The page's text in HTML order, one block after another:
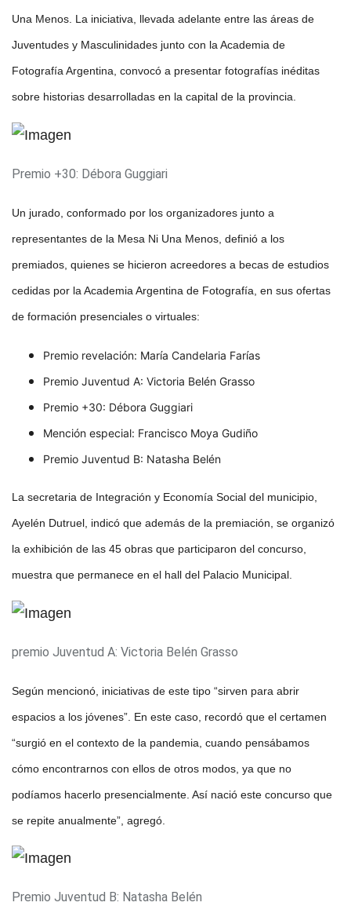
Una Menos. La iniciativa, llevada adelante entre las áreas de
Juventudes y Masculinidades junto con la Academia de
Fotografía Argentina, convocó a presentar fotografías inéditas
sobre historias desarrolladas en la capital de la provincia.
Premio +30: Débora Guggiari
Un jurado, conformado por los organizadores junto a
representantes de la Mesa Ni Una Menos, definió a los
premiados, quienes se hicieron acreedores a becas de estudios
cedidas por la Academia Argentina de Fotografía, en sus ofertas
de formación presenciales o virtuales:
Premio revelación: María Candelaria Farías
Premio Juventud A: Victoria Belén Grasso
Premio +30: Débora Guggiari
Mención especial: Francisco Moya Gudiño
Premio Juventud B: Natasha Belén
La secretaria de Integración y Economía Social del municipio,
Ayelén Dutruel, indicó que además de la premiación, se organizó
la exhibición de las 45 obras que participaron del concurso,
muestra que permanece en el hall del Palacio Municipal.
premio Juventud A: Victoria Belén Grasso
Según mencionó, iniciativas de este tipo “sirven para abrir
espacios a los jóvenes”. En este caso, recordó que el certamen
“surgió en el contexto de la pandemia, cuando pensábamos
cómo encontrarnos con ellos de otros modos, ya que no
podíamos hacerlo presencialmente. Así nació este concurso que
se repite anualmente”, agregó.
Premio Juventud B: Natasha Belén